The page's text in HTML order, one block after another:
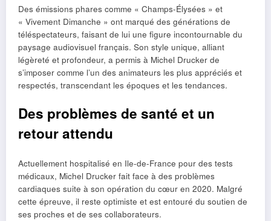
Des émissions phares comme « Champs-Élysées » et
« Vivement Dimanche » ont marqué des générations de
téléspectateurs, faisant de lui une figure incontournable du
paysage audiovisuel français. Son style unique, alliant
légèreté et profondeur, a permis à Michel Drucker de
s’imposer comme l’un des animateurs les plus appréciés et
respectés, transcendant les époques et les tendances.
Des problèmes de santé et un
retour attendu
Actuellement hospitalisé en Ile-de-France pour des tests
médicaux, Michel Drucker fait face à des problèmes
cardiaques suite à son opération du cœur en 2020. Malgré
cette épreuve, il reste optimiste et est entouré du soutien de
ses proches et de ses collaborateurs.